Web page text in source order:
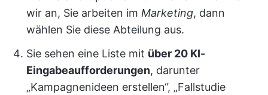
wir an, Sie arbeiten im Marketing, dann
wählen Sie diese Abteilung aus.
Sie sehen eine Liste mit über 20 KI-
Eingabeaufforderungen, darunter
„Kampagnenideen erstellen“, „Fallstudie